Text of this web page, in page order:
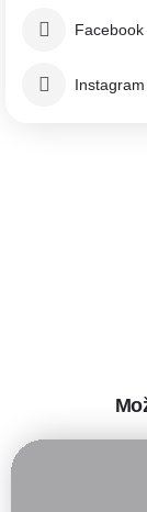
Facebook
Instagram